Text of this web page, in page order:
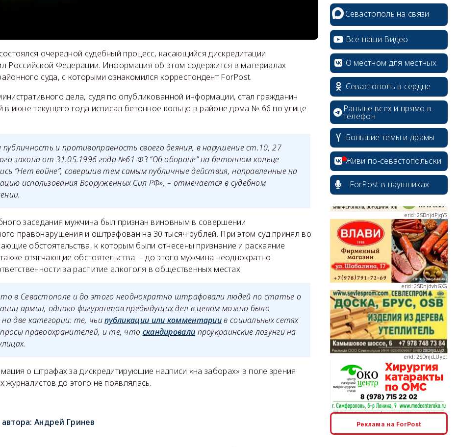
очередной судебный процесс, касающийся дискредитации
Российской Федерации. Информация об этом содержится в материалах
суда, с которыми ознакомился корреспондент ForPost.
дела, судя по опубликованной информации, стал гражданин
в июне текущего года исписал бетонное кольцо в районе дома № 66 по улице
публичность и противоправность своего деяния, в нарушение ст.10, 27
закона от 31.05.1996 года №61-ФЗ “Об обороне” на бетонном кольце
“Нет войне”, совершив тем самым публичные действия, направленные на
использования Вооруженных Сил РФ», – отмечается в судебном
заседания мужчина был признан виновным в совершении
правонарушения и оштрафован на 30 тысяч рублей. При этом суд принял во
обстоятельства, к которым были отнесены признание и раскаяние
отягчающие обстоятельства – до этого мужчина неоднократно
за распитие алкоголя в общественных местах.
в Севастополе и до этого неоднократно штрафовали людей по статье о
армии, однако фигурантов предыдущих дел в целом можно было
две категории: те, чьипубликации или комментариив социальных сетях
правоохранителей, и те, что скандировали проукраинские лозунги на
о штрафах за дискредитирующие надписи «на заборах» в поле зрения
журналистов до этого не появлялась.
автора:Андрей Гринев
Севастополь на связи
Все наши Видео
О местном для местных
Севастополь в сердце
Раньше всех и прямо в
телефон
Большие темы и драмы
Живи по-севастопольски
ForPost в наушниках
erid: 2SDnjcrDNw6
erid: 2SDnjdvhGXG
erid: 2SDnjcLUypt
erid: 2SDnjcrDNw6
Реклама на ForPost